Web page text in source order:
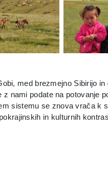
med brezmejno Sibirijo
nami podate na potovanje
sistemu se znova vrača k
in kulturnih
poseljenih step, kjer še